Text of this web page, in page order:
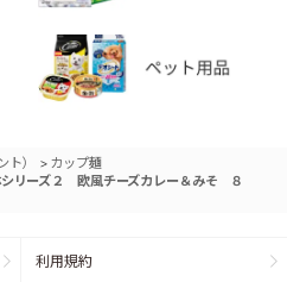
ト） > カップ麺
リーズ２ 欧風チーズカレー＆みそ ８
利用規約